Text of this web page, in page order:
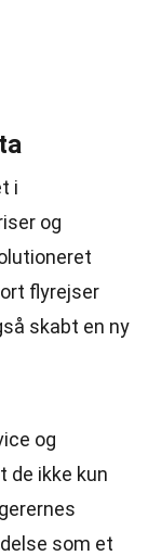
i
og
flyrejser
skabt en ny
og
de ikke kun
som et